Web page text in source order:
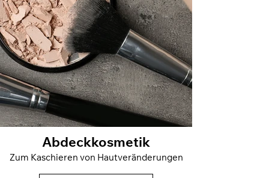
Abdeckkosmetik
Zum Kaschieren von Hautveränderungen